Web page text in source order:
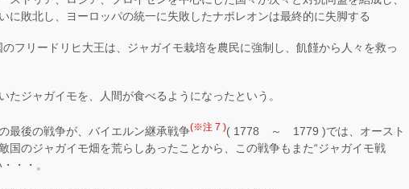
に敗北し、ヨーロッパの統一に失敗したナポレオンは最終的に失脚する
フリードリヒ大王は、ジャガイモ栽培を農民に強制し、飢饉から人々を救っ
たジャガイモを、人間が食べるようになったという。
最後の戦争が、バイエルン継承戦争(※注 7 )( 1778 ～ 1779 )では、オースト
国のジャガイモ畑を荒らしあったことから、この戦争もまた“ジャガイモ戦
・・。